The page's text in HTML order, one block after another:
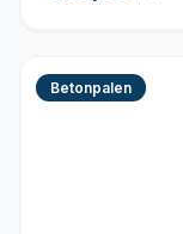
Betonpalen